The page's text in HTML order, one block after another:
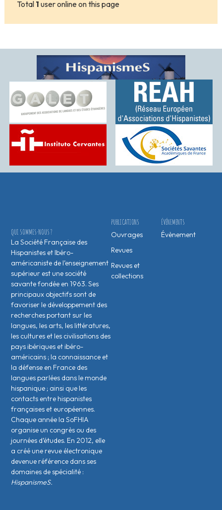
Total 1 user online on this page
ÉVÉNEMENTS
Évènement
PUBLICATIONS
Ouvrages
Revues
Revues et
collections
QUI SOMMES-NOUS ?
La Société Française des
Hispanistes et Ibéro-
américaniste de l’enseignement
supérieur est une société
savante fondée en 1963. Ses
principaux objectifs sont de
favoriser le développement des
recherches portant sur les
langues, les arts, les littératures,
les cultures et les civilisations des
pays ibériques et ibéro-
américains ; la connaissance et
la défense en France des
langues parlées dans le monde
hispanique ; ainsi que les
contacts entre hispanistes
français·es et européen·nes.
Chaque année la SoFHIA
organise un congrès ou des
journées d’études. En 2012, elle
a créé une revue électronique
devenue référence dans ses
domaines de spécialité :
HispanismeS.